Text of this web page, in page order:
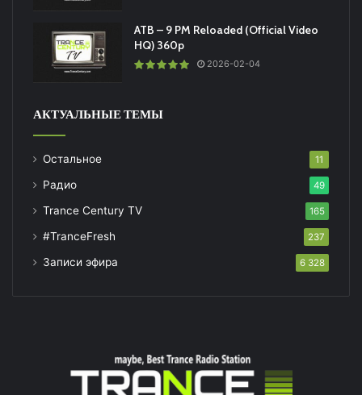
ATB – 9 PM Reloaded (Official Video
HQ) 360p
2026-02-04
АКТУАЛЬНЫЕ ТЕМЫ
Остальное 11
Радио 49
Trance Century TV 165
#TranceFresh 237
Записи эфира 6 328